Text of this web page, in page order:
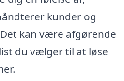
kunder og
kan være afgørende
du vælger til at løse